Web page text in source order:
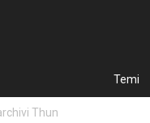
Temi
Thun